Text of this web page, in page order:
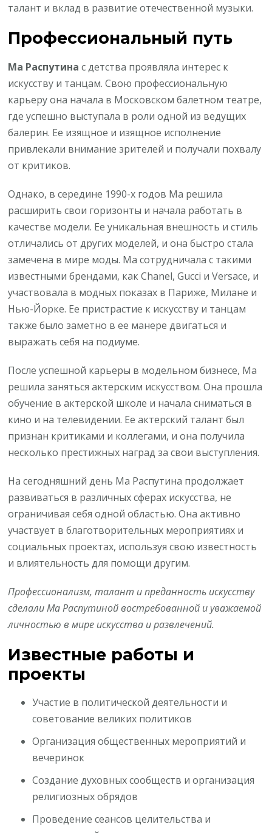
талант и вклад в развитие отечественной музыки.
Профессиональный путь
Ма Распутина с детства проявляла интерес к
искусству и танцам. Свою профессиональную
карьеру она начала в Московском балетном театре,
где успешно выступала в роли одной из ведущих
балерин. Ее изящное и изящное исполнение
привлекали внимание зрителей и получали похвалу
от критиков.
Однако, в середине 1990-х годов Ма решила
расширить свои горизонты и начала работать в
качестве модели. Ее уникальная внешность и стиль
отличались от других моделей, и она быстро стала
замечена в мире моды. Ма сотрудничала с такими
известными брендами, как Chanel, Gucci и Versace, и
участвовала в модных показах в Париже, Милане и
Нью-Йорке. Ее пристрастие к искусству и танцам
также было заметно в ее манере двигаться и
выражать себя на подиуме.
После успешной карьеры в модельном бизнесе, Ма
решила заняться актерским искусством. Она прошла
обучение в актерской школе и начала сниматься в
кино и на телевидении. Ее актерский талант был
признан критиками и коллегами, и она получила
несколько престижных наград за свои выступления.
На сегодняшний день Ма Распутина продолжает
развиваться в различных сферах искусства, не
ограничивая себя одной областью. Она активно
участвует в благотворительных мероприятиях и
социальных проектах, используя свою известность
и влиятельность для помощи другим.
Профессионализм, талант и преданность искусству
сделали Ма Распутиной востребованной и уважаемой
личностью в мире искусства и развлечений.
Известные работы и
проекты
Участие в политической деятельности и
советование великих политиков
Организация общественных мероприятий и
вечеринок
Создание духовных сообществ и организация
религиозных обрядов
Проведение сеансов целительства и